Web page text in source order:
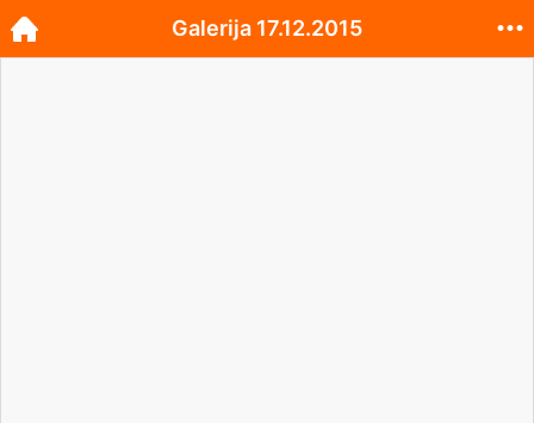
Galerija 17.12.2015